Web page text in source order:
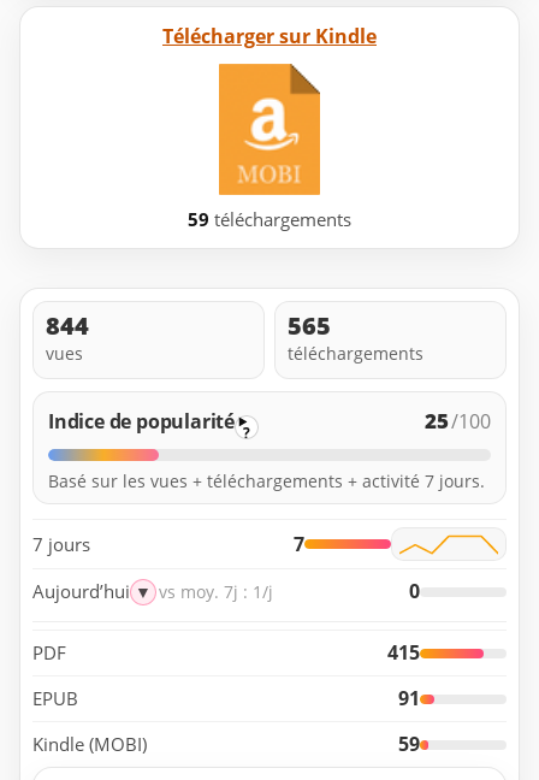
Télécharger sur Kindle
59 téléchargements
844
vues
565
téléchargements
Indice de popularité ? 25/100
Basé sur les vues + téléchargements + activité 7 jours.
7 jours 7
Aujourd’hui ▼ vs moy. 7j : 1/j 0
PDF 415
EPUB 91
Kindle (MOBI)
59